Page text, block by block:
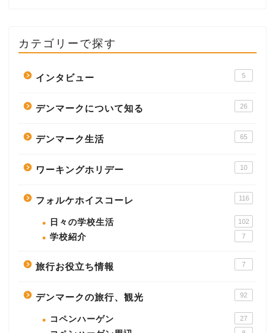
カテゴリーで探す
インタビュー 5
デンマークについて知る 26
デンマーク生活 65
ワーキングホリデー 10
フォルケホイスコーレ 116
日々の学校生活 102
学校紹介 7
旅行お役立ち情報 7
デンマークの旅行、観光 92
コペンハーゲン 27